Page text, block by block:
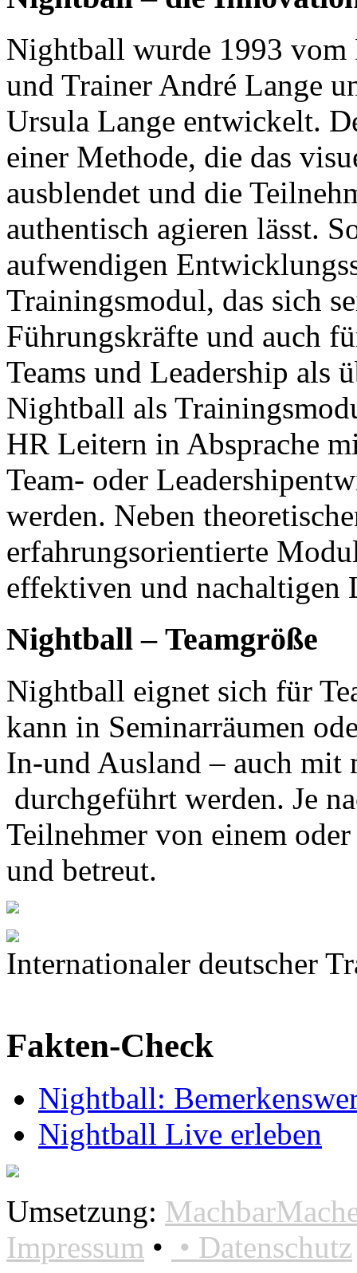
Nightball wurde 1993 vom
und Trainer André Lange
Ursula Lange entwickelt.
einer Methode, die das
ausblendet und die
authentisch agieren lässt.
aufwendigen
Trainingsmodul, das sich
Führungskräfte und auch
Teams und Leadership als
Nightball als
HR Leitern in Absprache
Team- oder
werden. Neben
erfahrungsorientierte
effektiven und nachaltigen
Nightball – Teamgröße
Nightball eignet sich für
kann in Seminarräumen
In-und Ausland – auch mit
durchgeführt werden. Je
Teilnehmer von einem
und betreut.
Internationaler deutscher
Fakten-Check
Nightball:
Nightball Live erleben
Umsetzung:
Impressum • • Datenschutz